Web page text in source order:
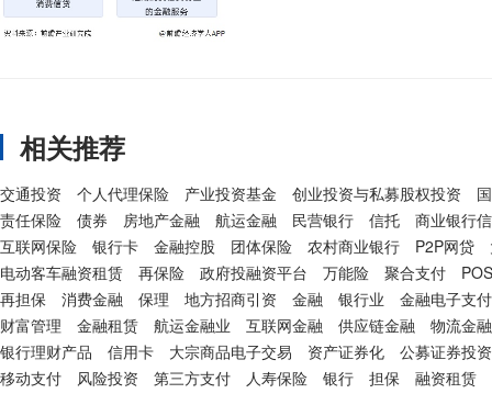
相关推荐
交通投资 个人代理保险 产业投资基金 创业投资与私募股权投资
责任保险
债券 房地产金融 航运金融 民营银行 信托
商业银行
互联网保险
银行卡 金融控股 团体保险 农村商业银行 P2P网贷
电动客车融资租赁
再保险 政府投融资平台 万能险 聚合支付
再担保
消费金融 保理 地方招商引资 金融 银行业
金融电子支
财富管理
金融租赁 航运金融业 互联网金融 供应链金融
物流金融
银行理财产品
信用卡 大宗商品电子交易 资产证券化
公募证券投
移动支付
风险投资 第三方支付 人寿保险 银行 担保 融资租赁